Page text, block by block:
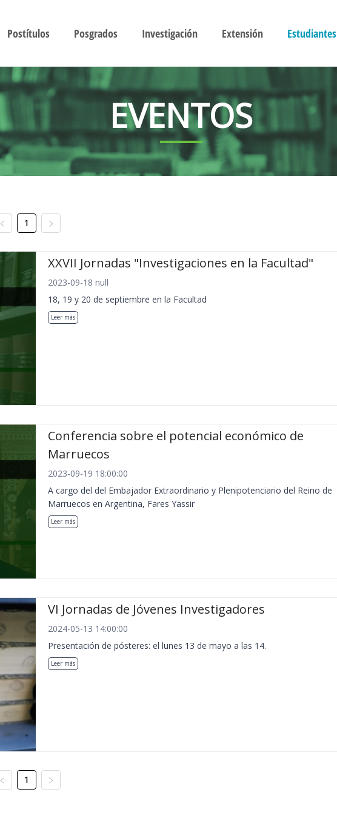
Postítulos Posgrados Investigación Extensión Estudiantes
EVENTOS
1
XXVII Jornadas "Investigaciones en la Facultad"
2023-09-18 null
18, 19 y 20 de septiembre en la Facultad
Leer más
Conferencia sobre el potencial económico de
Marruecos
2023-09-19 18:00:00
A cargo del del Embajador Extraordinario y Plenipotenciario del Reino de
Marruecos en Argentina, Fares Yassir
Leer más
VI Jornadas de Jóvenes Investigadores
2024-05-13 14:00:00
Presentación de pósteres: el lunes 13 de mayo a las 14.
Leer más
1